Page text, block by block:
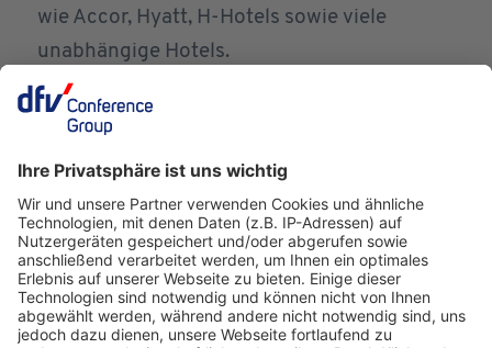
wie Accor, Hyatt, H-Hotels sowie viele
unabhängige Hotels.
Kontakt:
Dina Spiegel
E-Mail:dsp@quicktext.im
Website:www.quicktext.im
Meeting buchen